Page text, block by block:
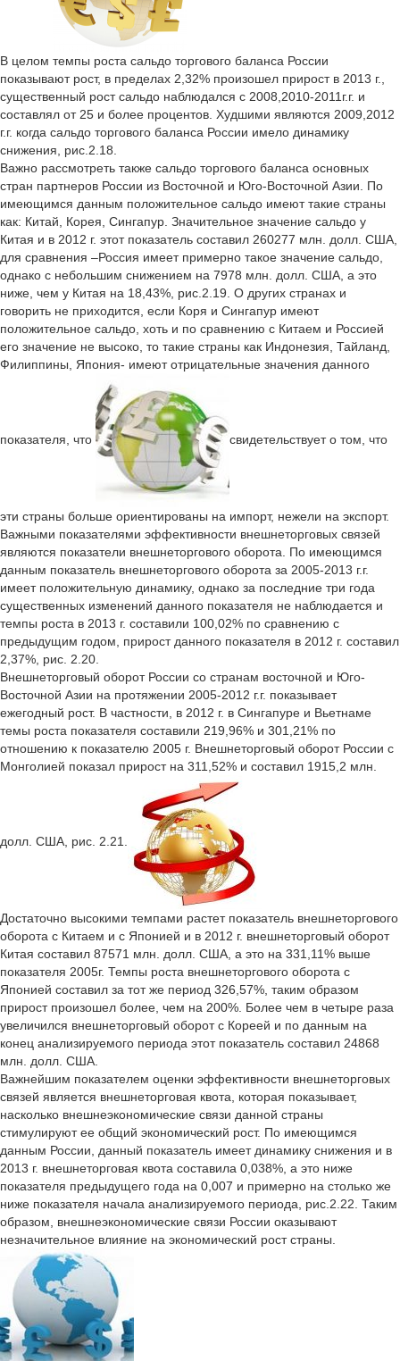
В целом темпы роста сальдо торгового баланса России
показывают рост, в пределах 2,32% произошел прирост в 2013 г.,
существенный рост сальдо наблюдался с 2008,2010-2011г.г. и
составлял от 25 и более процентов. Худшими являются 2009,2012
г.г. когда сальдо торгового баланса России имело динамику
снижения, рис.2.18.
Важно рассмотреть также сальдо торгового баланса основных
стран партнеров России из Восточной и Юго-Восточной Азии. По
имеющимся данным положительное сальдо имеют такие страны
как: Китай, Корея, Сингапур. Значительное значение сальдо у
Китая и в 2012 г. этот показатель составил 260277 млн. долл. США,
для сравнения –Россия имеет примерно такое значение сальдо,
однако с небольшим снижением на 7978 млн. долл. США, а это
ниже, чем у Китая на 18,43%, рис.2.19. О других странах и
говорить не приходится, если Коря и Сингапур имеют
положительное сальдо, хоть и по сравнению с Китаем и Россией
его значение не высоко, то такие страны как Индонезия, Тайланд,
Филиппины, Япония- имеют отрицательные значения данного
показателя, что свидетельствует о том, что
эти страны больше ориентированы на импорт, нежели на экспорт.
Важными показателями эффективности внешнеторговых связей
являются показатели внешнеторгового оборота. По имеющимся
данным показатель внешнеторгового оборота за 2005-2013 г.г.
имеет положительную динамику, однако за последние три года
существенных изменений данного показателя не наблюдается и
темпы роста в 2013 г. составили 100,02% по сравнению с
предыдущим годом, прирост данного показателя в 2012 г. составил
2,37%, рис. 2.20.
Внешнеторговый оборот России со странам восточной и Юго-
Восточной Азии на протяжении 2005-2012 г.г. показывает
ежегодный рост. В частности, в 2012 г. в Сингапуре и Вьетнаме
темы роста показателя составили 219,96% и 301,21% по
отношению к показателю 2005 г. Внешнеторговый оборот России с
Монголией показал прирост на 311,52% и составил 1915,2 млн.
долл. США, рис. 2.21.
Достаточно высокими темпами растет показатель внешнеторгового
оборота с Китаем и с Японией и в 2012 г. внешнеторговый оборот
Китая составил 87571 млн. долл. США, а это на 331,11% выше
показателя 2005г. Темпы роста внешнеторгового оборота с
Японией составил за тот же период 326,57%, таким образом
прирост произошел более, чем на 200%. Более чем в четыре раза
увеличился внешнеторговый оборот с Кореей и по данным на
конец анализируемого периода этот показатель составил 24868
млн. долл. США.
Важнейшим показателем оценки эффективности внешнеторговых
связей является внешнеторговая квота, которая показывает,
насколько внешнеэкономические связи данной страны
стимулируют ее общий экономический рост. По имеющимся
данным России, данный показатель имеет динамику снижения и в
2013 г. внешнеторговая квота составила 0,038%, а это ниже
показателя предыдущего года на 0,007 и примерно на столько же
ниже показателя начала анализируемого периода, рис.2.22. Таким
образом, внешнеэкономические связи России оказывают
незначительное влияние на экономический рост страны.